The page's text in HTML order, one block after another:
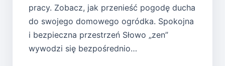
pracy. Zobacz, jak przenieść pogodę ducha
do swojego domowego ogródka. Spokojna
i bezpieczna przestrzeń Słowo „zen”
wywodzi się bezpośrednio…